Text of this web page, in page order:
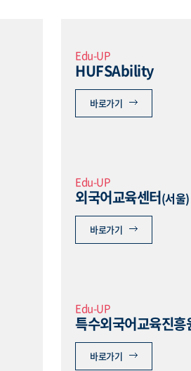
Edu-UP
HUFSAbility
바로가기
Edu-UP
외국어교육센터(서울)
바로가기
Edu-UP
특수외국어교육진흥
바로가기